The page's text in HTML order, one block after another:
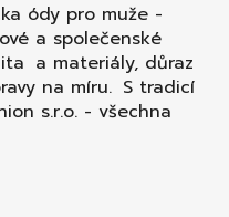
ódy pro muže -
a společenské
a materiály, důraz
na míru. S tradicí
s.r.o. - všechna